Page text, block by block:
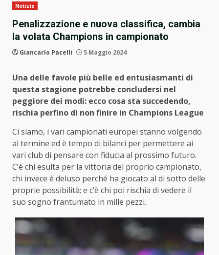
Notizie
Penalizzazione e nuova classifica, cambia
la volata Champions in campionato
Giancarlo Pacelli 5 Maggio 2024
Una delle favole più belle ed entusiasmanti di
questa stagione potrebbe concludersi nel
peggiore dei modi: ecco cosa sta succedendo,
rischia perfino di non finire in Champions League
Ci siamo, i vari campionati europei stanno volgendo
al termine ed è tempo di bilanci per permettere ai
vari club di pensare con fiducia al prossimo futuro.
C’è chi esulta per la vittoria del proprio campionato,
chi invece è deluso perché ha giocato al di sotto delle
proprie possibilità; e c’è chi poi rischia di vedere il
suo sogno frantumato in mille pezzi.